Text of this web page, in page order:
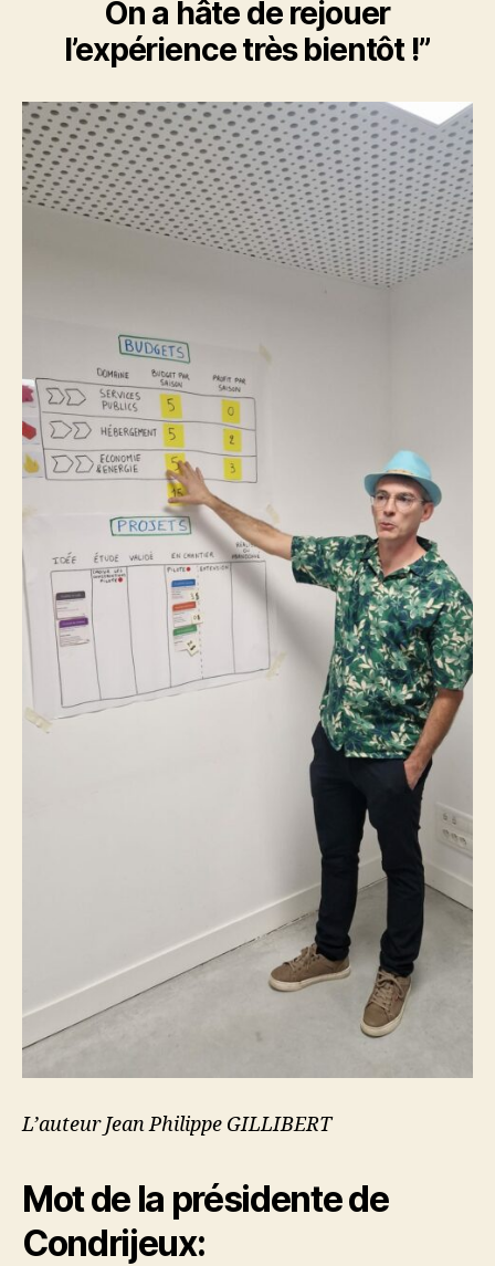
On a hâte de rejouer
l’expérience très bientôt !”
L’auteur Jean Philippe GILLIBERT
Mot de la présidente de
Condrijeux: